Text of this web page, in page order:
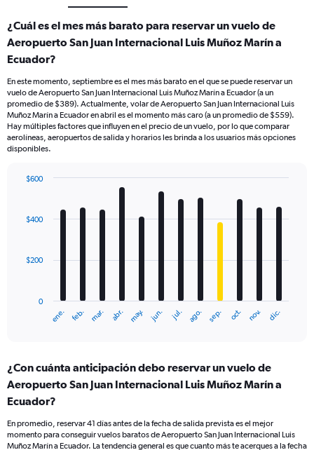
¿Cuál es el mes más barato para reservar un vuelo de
Aeropuerto San Juan Internacional Luis Muñoz Marín a
Ecuador?
En este momento, septiembre es el mes más barato en el que se puede reservar un
vuelo de Aeropuerto San Juan Internacional Luis Muñoz Marín a Ecuador (a un
promedio de $389). Actualmente, volar de Aeropuerto San Juan Internacional Luis
Muñoz Marín a Ecuador en abril es el momento más caro (a un promedio de $559).
Hay múltiples factores que influyen en el precio de un vuelo, por lo que comparar
aerolíneas, aeropuertos de salida y horarios les brinda a los usuarios más opciones
disponibles.
with
12
The
Range:
12
categories.
chart
has
ene. feb. mar. abr. may. jun. jul. ago. sep. oct. nov. dic.
0
$200
$400
$600
¿Con cuánta anticipación debo reservar un vuelo de
Aeropuerto San Juan Internacional Luis Muñoz Marín a
Ecuador?
En promedio, reservar 41 días antes de la fecha de salida prevista es el mejor
momento para conseguir vuelos baratos de Aeropuerto San Juan Internacional Luis
Muñoz Marín a Ecuador. La tendencia general es que cuanto más te acerques a la fecha